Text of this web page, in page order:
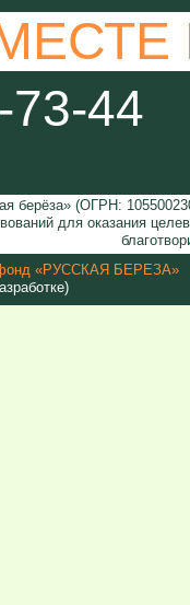
73-44
берёза» (ОГРН:
для оказания
фонд «РУССКАЯ БЕРЕЗА»